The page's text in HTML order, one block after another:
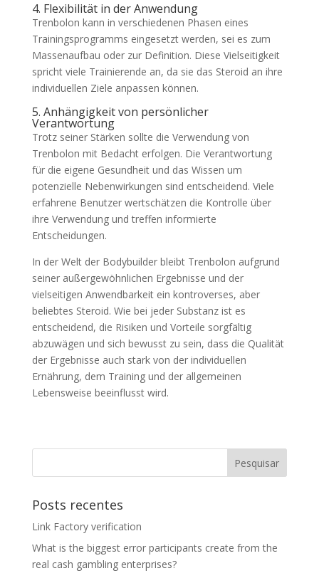
4. Flexibilität in der Anwendung
Trenbolon kann in verschiedenen Phasen eines
Trainingsprogramms eingesetzt werden, sei es zum
Massenaufbau oder zur Definition. Diese Vielseitigkeit
spricht viele Trainierende an, da sie das Steroid an ihre
individuellen Ziele anpassen können.
5. Anhängigkeit von persönlicher
Verantwortung
Trotz seiner Stärken sollte die Verwendung von
Trenbolon mit Bedacht erfolgen. Die Verantwortung
für die eigene Gesundheit und das Wissen um
potenzielle Nebenwirkungen sind entscheidend. Viele
erfahrene Benutzer wertschätzen die Kontrolle über
ihre Verwendung und treffen informierte
Entscheidungen.
In der Welt der Bodybuilder bleibt Trenbolon aufgrund
seiner außergewöhnlichen Ergebnisse und der
vielseitigen Anwendbarkeit ein kontroverses, aber
beliebtes Steroid. Wie bei jeder Substanz ist es
entscheidend, die Risiken und Vorteile sorgfältig
abzuwägen und sich bewusst zu sein, dass die Qualität
der Ergebnisse auch stark von der individuellen
Ernährung, dem Training und der allgemeinen
Lebensweise beeinflusst wird.
Posts recentes
Link Factory verification
What is the biggest error participants create from the
real cash gambling enterprises?